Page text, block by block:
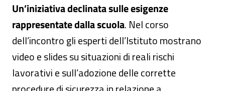
Un’iniziativa declinata sulle esigenze
rappresentate dalla scuola. Nel corso
dell’incontro gli esperti dell’Istituto mostrano
video e slides su situazioni di reali rischi
lavorativi e sull’adozione delle corrette